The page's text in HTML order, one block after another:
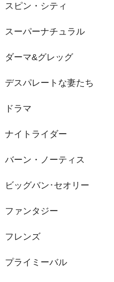
スピン・シティ
スーパーナチュラル
ダーマ&グレッグ
デスパレートな妻たち
ドラマ
ナイトライダー
バーン・ノーティス
ビッグバン･セオリー
ファンタジー
フレンズ
プライミーバル